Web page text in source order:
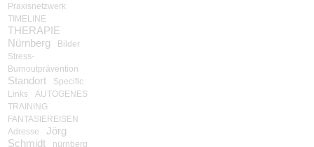
Praxisnetzwerk
TIMELINE
THERAPIE
Nürnberg
Bilder
Stress-
Burnoutprävention
Standort
Specific
Links
AUTOGENES
TRAINING
FANTASIEREISEN
Adresse
Jörg
Schmidt
nürnberg